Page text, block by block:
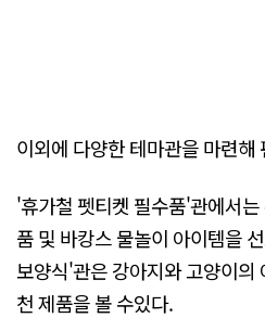
이외에 다양한 테마관을 마련해
'휴가철 펫티켓 필수품'관에서
품 및 바캉스 물놀이 아이템을
보양식'관은 강아지와 고양이의
천 제품을 볼 수있다.